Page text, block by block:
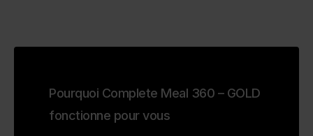
Pourquoi Complete Meal 360 – GOLD
fonctionne pour vous